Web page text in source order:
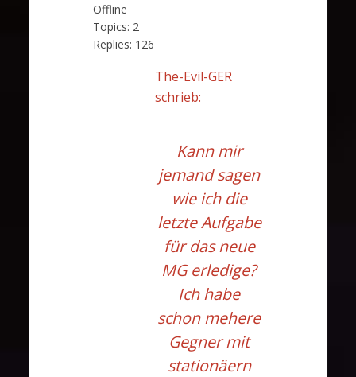
Offline
Topics: 2
Replies: 126
The-Evil-GER
schrieb:
Kann mir
jemand sagen
wie ich die
letzte Aufgabe
für das neue
MG erledige?
Ich habe
schon mehere
Gegner mit
stationäern